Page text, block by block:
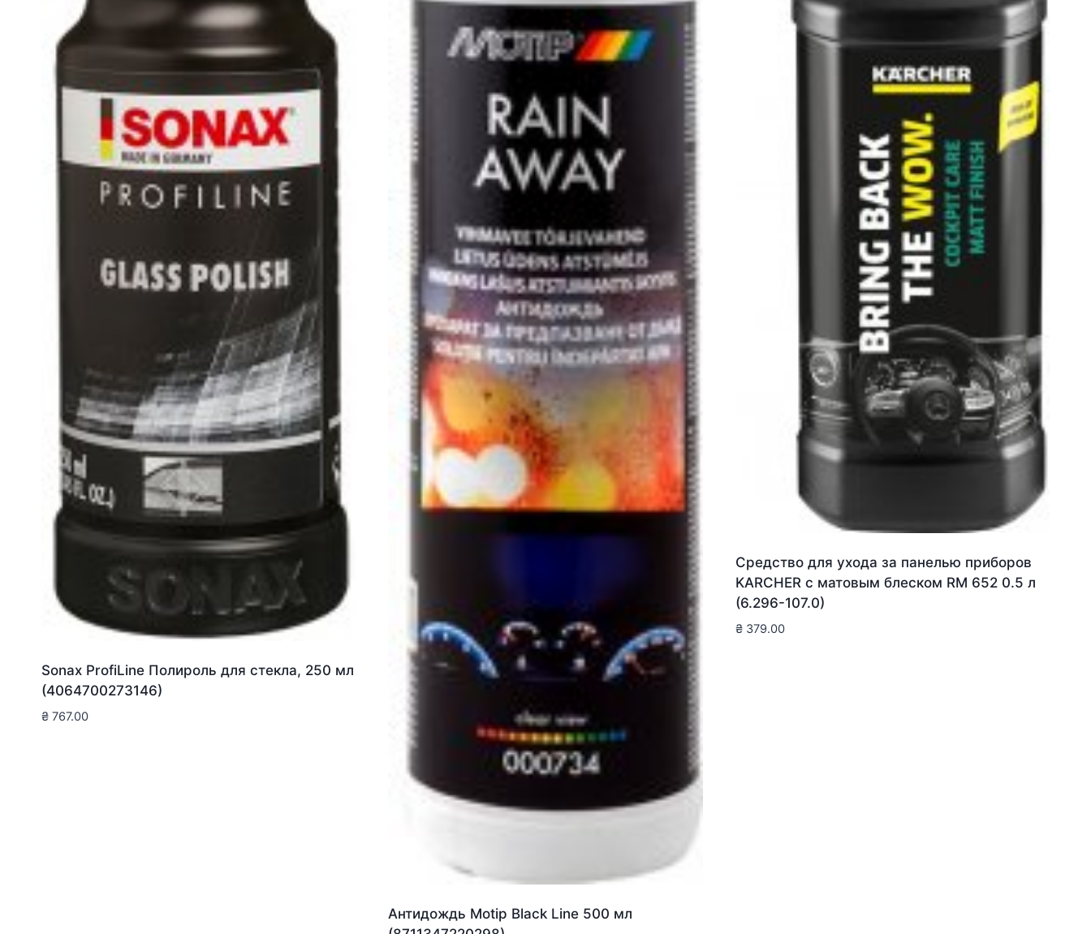
Sonax ProfiLine Полироль для стекла, 250 мл
(4064700273146)
₴ 767.00
Антидождь Motip Black Line 500 мл
Средство для ухода за панелью приборов
KARCHER с матовым блеском RM 652 0.5 л
(6.296-107.0)
₴379.00